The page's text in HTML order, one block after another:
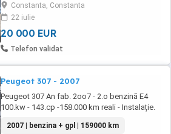
Constanta, Constanta
22 iulie
20 000 EUR
Telefon validat
Peugeot 307 - 2007
Peugeot 307 An fab. 2oo7 - 2.o benzină E4
100.kw - 143.cp -158.000 km reali - Instalație.
Gpl km. Verificare RAR - ITP . dotări maximale
2007 | benzina + gpl | 159000 km